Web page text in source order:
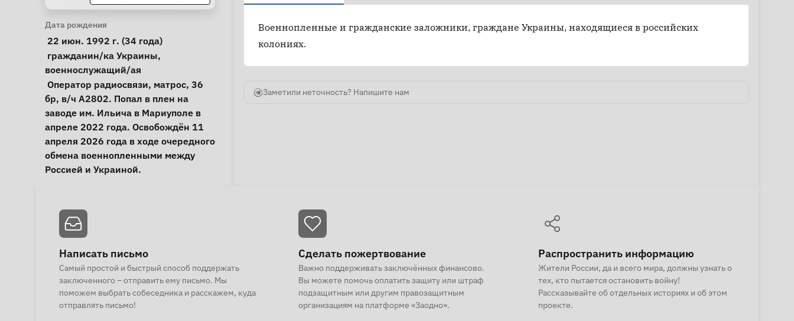
Личная информация
Дата рождения
22 июн. 1992 г. (34 года)
Особые обстоятельства
гражданин/ка Украины
военнослужащий/ая
Примечания
бр, в/ч А2802. Попал в плен на
заводе им. Ильича в Мариуполе в
апреле 2022 года. Освобождён 11
апреля 2026 года в ходе очередного
обмена военнопленными между
Россией и Украиной.
Военнопленные и гражданские заложники, граждане Украины, находящиеся в российских
колониях.
Заметили неточность? Напишите нам
Написать письмо
Самый простой и быстрый способ поддержать
заключенного – отправить ему письмо. Мы
поможем выбрать собеседника и расскажем, куда
отправлять письмо!
Сделать пожертвование
Важно поддерживать заключённых финансово.
Вы можете помочь оплатить защиту или штраф
подзащитным или другим правозащитным
организациям на платформе «Заодно».
Распространить информацию
Жители России, да и всего мира, должны узнать о
тех, кто пытается остановить войну!
Рассказывайте об отдельных историях и об этом
проекте.